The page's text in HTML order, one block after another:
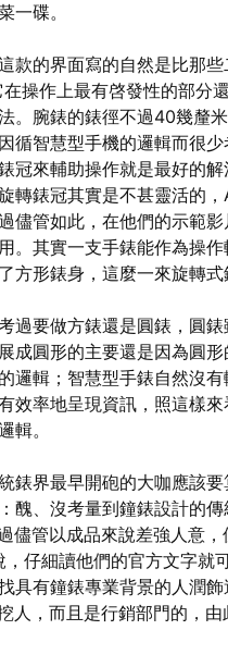
一碟。
款的界面寫的自然是比那
操作上最有啓發性的部分
。腕錶的錶徑不過40幾釐
循智慧型手機的邏輯而很
冠來輔助操作就是最好的
轉錶冠其實是不甚靈活的
儘管如此，在他們的示範
。其實一支手錶能作為操
方形錶身，這麼一來旋轉
過要做方錶還是圓錶，圓
成圓形的主要還是因為圓
邏輯；智慧型手錶自然沒
效率地呈現資訊，照這樣
輯。
錶界最早開砲的大咖應該
醜、沒考量到鐘錶設計的
儘管以成品來說差強人意
仔細讀他們的官方文字就
具有鐘錶專業背景的人潤
人，而且是行銷部門的，